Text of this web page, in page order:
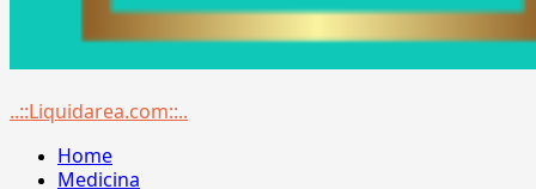
Menu
..::Liquidarea.com::..
Home
Medicina